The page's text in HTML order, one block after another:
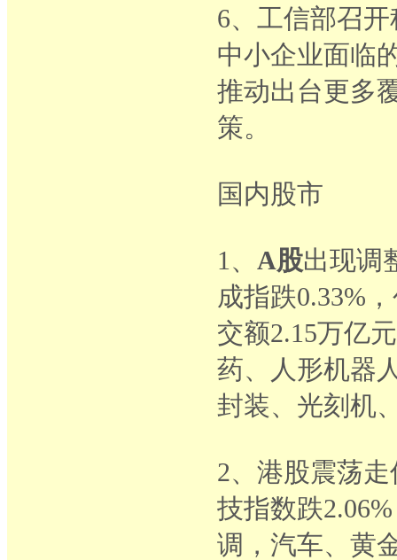
6、工信部召
中小企业面临
推动出台更多
策。
国内股市
1、 A股出现调
成指跌0.33%
交额2.15万亿
药、人形机器
封装、光刻机
2、港股震荡
技指数跌
调，汽车、黄